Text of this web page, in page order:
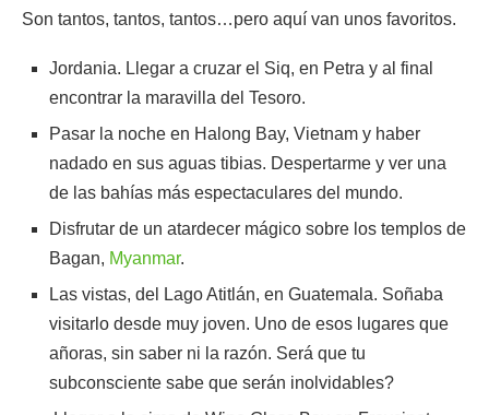
Son tantos, tantos, tantos…pero aquí van unos favoritos.
Jordania. Llegar a cruzar el Siq, en Petra y al final
encontrar la maravilla del Tesoro.
Pasar la noche en Halong Bay, Vietnam y haber
nadado en sus aguas tibias. Despertarme y ver una
de las bahías más espectaculares del mundo.
Disfrutar de un atardecer mágico sobre los templos de
Bagan, Myanmar.
Las vistas, del Lago Atitlán, en Guatemala. Soñaba
visitarlo desde muy joven. Uno de esos lugares que
añoras, sin saber ni la razón. Será que tu
subconsciente sabe que serán inolvidables?